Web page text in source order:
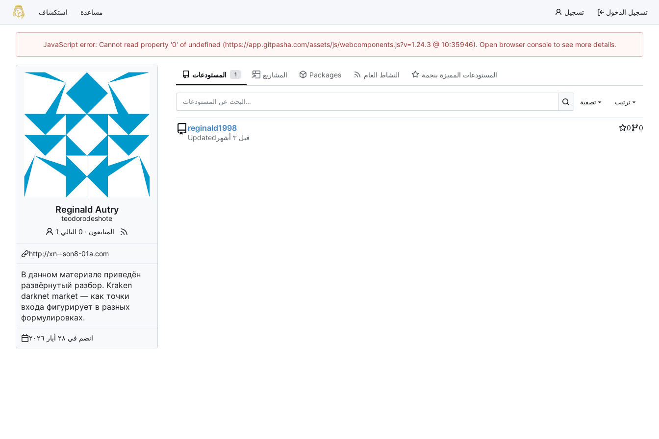
استكشاف مساعدة تسجيل تسجيل الدخول
JavaScript error: Cannot read property '0' of undefined (https://app.gitpasha.com/assets/js/webcomponents.js?v=1.24.3 @ 10:35946). Open browser console to see more details.
Reginald Autry
teodorodeshote
1 المتابعون · 0 التالي
http://xn--son8-01a.com
В данном материале приведён
развёрнутый разбор. Kraken
darknet market — как точки
входа фигурирует в разных
формулировках.
انضم في
المستودعات 1 المشاريع Packages النشاط العام المستودعات المميزة بنجمة
تصفية ترتيب
reginald1998 0
0
Updated